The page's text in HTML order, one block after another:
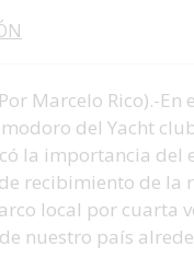
Por Marcelo Rico).-
del Yacht
la importancia
recibimiento de
local por cuarta
nuestro país